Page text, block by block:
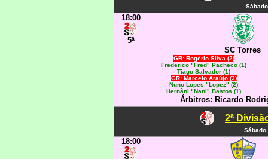
18:00
5ª
SC Torres
GR: Rogério Silva (2)
Frederico "Fred" Pacheco (1)
Tiago Salvador (1)
GR: Marcelo Araújo (3)
Nuno Lopes "Lopez" (2)
Hernâni "Nani" Bastos (1)
Árbitros: Ricardo
2ª
18:00